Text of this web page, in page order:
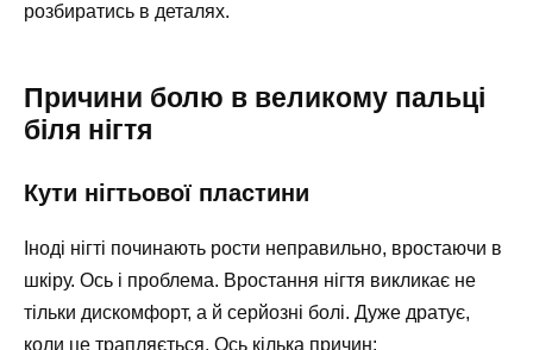
розбиратись в деталях.
Причини болю в великому пальці
біля нігтя
Кути нігтьової пластини
Іноді нігті починають рости неправильно, вростаючи в
шкіру. Ось і проблема. Вростання нігтя викликає не
тільки дискомфорт, а й серйозні болі. Дуже дратує,
коли це трапляється. Ось кілька причин: